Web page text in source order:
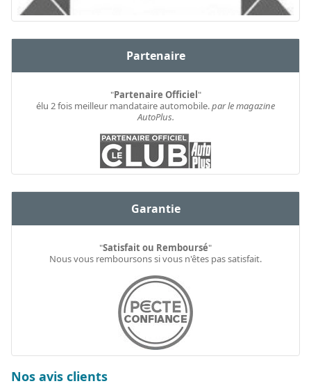
Partenaire
"Partenaire Officiel"
élu 2 fois meilleur mandataire automobile.par le magazine
AutoPlus.
Garantie
"Satisfait ou Remboursé"
Nous vous remboursons si vous n'êtes pas satisfait.
Nos avis clients